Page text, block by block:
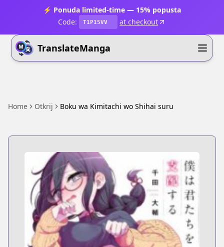
⚡ Ponuda limited-time — 15% popusta
Code:
T1P15VV at checkout
TranslateManga
Home Otkrij Boku wa Kimitachi wo Shihai suru